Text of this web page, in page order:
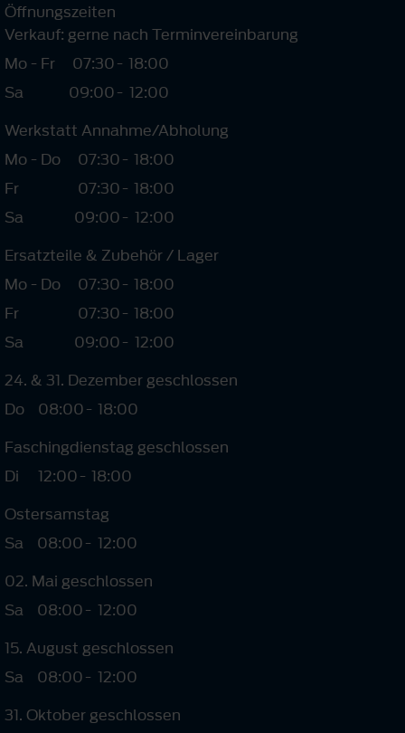
Öffnungszeiten
Verkauf: gerne nach Terminvereinbarung
Mo - Fr
07:30- 18:00
Sa
09:00- 12:00
Werkstatt Annahme/Abholung
Mo - Do
07:30- 18:00
Fr
07:30- 18:00
Sa
09:00- 12:00
Ersatzteile & Zubehör / Lager
Mo - Do
07:30- 18:00
Fr
07:30- 18:00
Sa
09:00- 12:00
24. & 31. Dezember geschlossen
Do
08:00- 18:00
Faschingdienstag geschlossen
Di
12:00- 18:00
Ostersamstag
Sa
08:00- 12:00
02. Mai geschlossen
Sa
08:00- 12:00
15. August geschlossen
Sa
08:00- 12:00
31. Oktober geschlossen